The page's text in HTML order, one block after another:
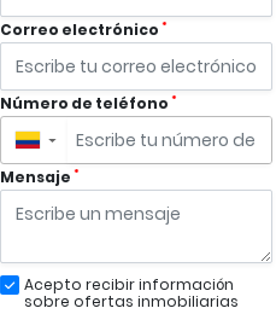
Correo electrónico *
Número de teléfono *
▼
Mensaje *
Acepto recibir información
sobre ofertas inmobiliarias